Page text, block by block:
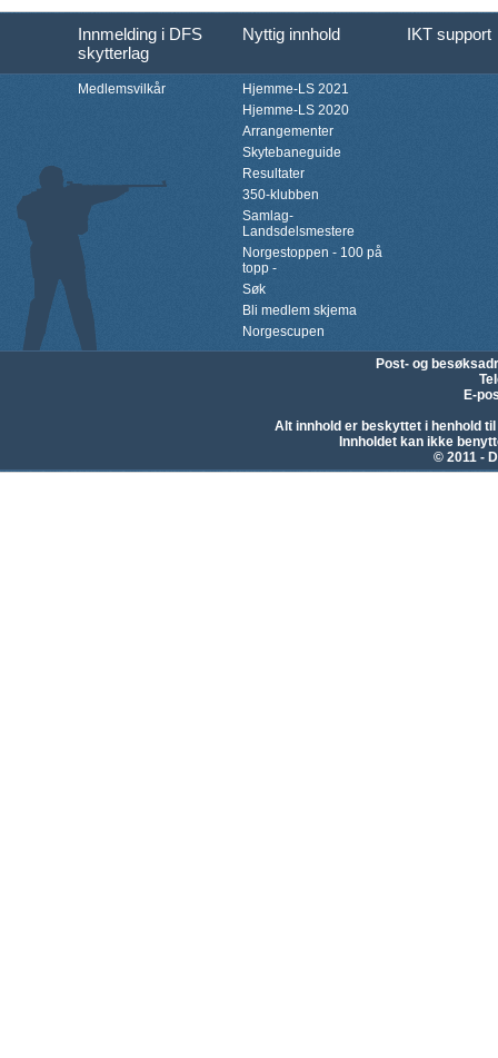
Innmelding i DFS
skytterlag
Nyttig innhold IKT support
Medlemsvilkår
Hjemme-LS 2021
Hjemme-LS 2020
Arrangementer
Skytebaneguide
Resultater
350-klubben
Samlag-
Landsdelsmestere
Norgestoppen - 100 på
topp -
Søk
Bli medlem skjema
Norgescupen
Post- og
E-
Alt innhold er beskyttet i henhold
Innholdet kan ikke
© 2011 -